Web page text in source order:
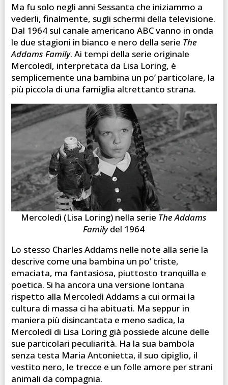
Ma fu solo negli anni Sessanta che iniziammo a
vederli, finalmente, sugli schermi della televisione.
Dal 1964 sul canale americano ABC vanno in onda
le due stagioni in bianco e nero della serie The
Addams Family. Ai tempi della serie originale
Mercoledì, interpretata da Lisa Loring, è
semplicemente una bambina un po’ particolare, la
più piccola di una famiglia altrettanto strana.
Mercoledì (Lisa Loring) nella serie The Addams
Familydel 1964
Lo stesso Charles Addams nelle note alla serie la
descrive come una bambina un po’ triste,
emaciata, ma fantasiosa, piuttosto tranquilla e
poetica. Si ha ancora una versione lontana
rispetto alla Mercoledì Addams a cui ormai la
cultura di massa ci ha abituati. Ma seppur in
maniera più disincantata e meno sadica, la
Mercoledì di Lisa Loring già possiede alcune delle
sue particolari peculiarità. Ha la sua bambola
senza testa Maria Antonietta, il suo cipiglio, il
vestito nero, le trecce e un folle amore per strani
animali da compagnia.